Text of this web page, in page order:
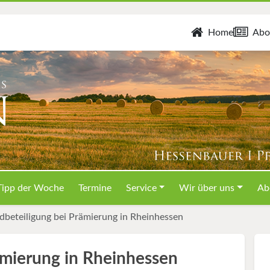
Home Abo
der Woche Termine Service Wir über uns
bei Prämierung in Rheinhessen
in Rheinhessen